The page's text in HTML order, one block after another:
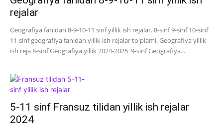
rejalar
Geografiya fanidan 8-9-10-11 sinf yillik ish rejalar. 8-sinf 9-sinf 10-sinf
11-sinf geografiya fanidan yillik ish rejalar to'plami. Geografiya yillik
ish reja 8-sinf Geografiya yillik 2024-2025 9-sinf Geografiya...
5-11 sinf Fransuz tilidan yillik ish rejalar
2024